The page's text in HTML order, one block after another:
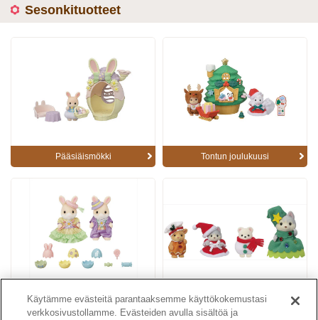
Sesonkituotteet
Pääsiäismökki Tontun joulukuusi
Pääsiäisjuhla - setti Hyvää joulua ystävät
Käytämme evästeitä parantaaksemme käyttökokemustasi
verkkosivustollamme. Evästeiden avulla sisältöä ja